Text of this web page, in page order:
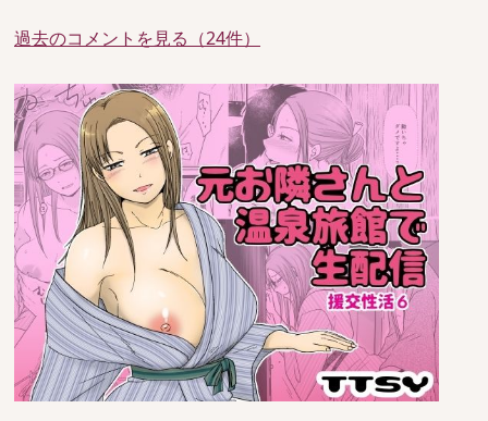
過去のコメントを見る（24件）